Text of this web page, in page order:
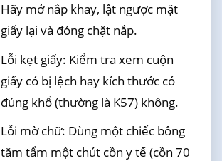
Hãy mở nắp khay, lật ngược mặt
giấy lại và đóng chặt nắp.
Lỗi kẹt giấy: Kiểm tra xem cuộn
giấy có bị lệch hay kích thước có
đúng khổ (thường là K57) không.
Lỗi mờ chữ: Dùng một chiếc bông
tăm tẩm một chút cồn y tế (cồn 70